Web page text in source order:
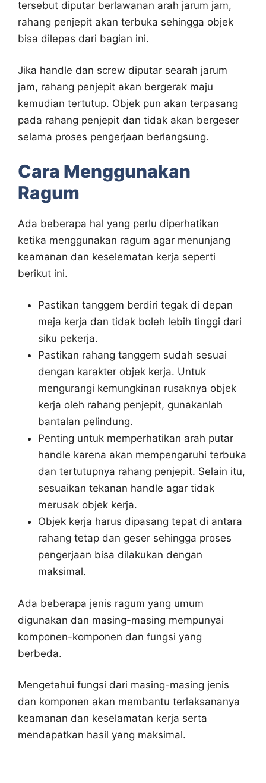
tersebut diputar berlawanan arah jarum jam,
rahang penjepit akan terbuka sehingga objek
bisa dilepas dari bagian ini.
Jika handle dan screw diputar searah jarum
jam, rahang penjepit akan bergerak maju
kemudian tertutup. Objek pun akan terpasang
pada rahang penjepit dan tidak akan bergeser
selama proses pengerjaan berlangsung.
Cara Menggunakan
Ragum
Ada beberapa hal yang perlu diperhatikan
ketika menggunakan ragum agar menunjang
keamanan dan keselematan kerja seperti
berikut ini.
Pastikan tanggem berdiri tegak di depan
meja kerja dan tidak boleh lebih tinggi dari
siku pekerja.
Pastikan rahang tanggem sudah sesuai
dengan karakter objek kerja. Untuk
mengurangi kemungkinan rusaknya objek
kerja oleh rahang penjepit, gunakanlah
bantalan pelindung.
Penting untuk memperhatikan arah putar
handle karena akan mempengaruhi terbuka
dan tertutupnya rahang penjepit. Selain itu,
sesuaikan tekanan handle agar tidak
merusak objek kerja.
Objek kerja harus dipasang tepat di antara
rahang tetap dan geser sehingga proses
pengerjaan bisa dilakukan dengan
maksimal.
Ada beberapa jenis ragum yang umum
digunakan dan masing-masing mempunyai
komponen-komponen dan fungsi yang
berbeda.
Mengetahui fungsi dari masing-masing jenis
dan komponen akan membantu terlaksananya
keamanan dan keselamatan kerja serta
mendapatkan hasil yang maksimal.